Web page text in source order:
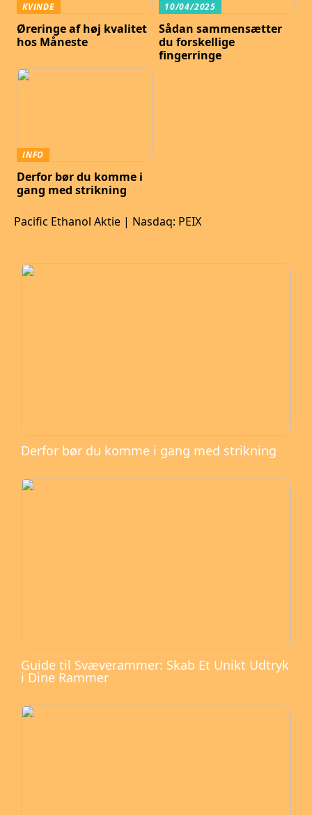
KVINDE
Øreringe af høj kvalitet
hos Måneste
10/04/2025
Sådan sammensætter
du forskellige
fingerringe
INFO
Derfor bør du komme i
gang med strikning
Pacific Ethanol Aktie | Nasdaq: PEIX
Derfor bør du komme i gang med strikning
Guide til Svæverammer: Skab Et Unikt Udtryk
i Dine Rammer